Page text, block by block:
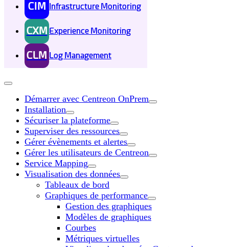
CIM Infrastructure Monitoring
CXM Experience Monitoring
CLM Log Management
Démarrer avec Centreon OnPrem
Installation
Sécuriser la plateforme
Superviser des ressources
Gérer évènements et alertes
Gérer les utilisateurs de Centreon
Service Mapping
Visualisation des données
Tableaux de bord
Graphiques de performance
Gestion des graphiques
Modèles de graphiques
Courbes
Métriques virtuelles